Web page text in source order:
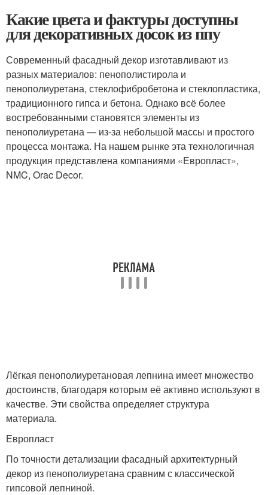
Какие цвета и фактуры доступны
для декоративных досок из ппу
Современный фасадный декор изготавливают из
разных материалов: пенополистирола и
пенополиуретана, стеклофибробетона и стеклопластика,
традиционного гипса и бетона. Однако всё более
востребованными становятся элементы из
пенополиуретана — из-за небольшой массы и простого
процесса монтажа. На нашем рынке эта технологичная
продукция представлена компаниями «Европласт»,
NMC, Orac Decor.
Лёгкая пенополиуретановая лепнина имеет множество
достоинств, благодаря которым её активно используют в
качестве. Эти свойства определяет структура
материала.
Европласт
По точности детализации фасадный архитектурный
декор из пенополиуретана сравним с классической
гипсовой лепниной.